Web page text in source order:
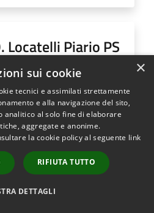
Locatelli Piario PS
22
Piario PS Generale...
×
sui cookie
tecnici e assimilati strettamente
e alla navigazione del sito,
analitico al solo fine di elaborare
aggregate e anonime.
la cookie policy al seguente link
RIFIUTA TUTTO
DETTAGLI